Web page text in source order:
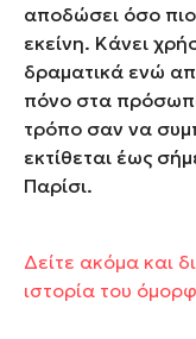
αποδώσει όσο
εκείνη. Κάνει
δραματικά ενώ
πόνο στα
τρόπο σαν να
εκτίθεται έως
Παρίσι.
Δείτε ακόμα και
ιστορία του